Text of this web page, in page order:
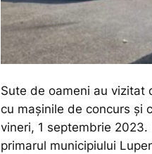
Sute de oameni au
cu mașinile de concurs și
vineri, 1 septembrie
primarul municipiului